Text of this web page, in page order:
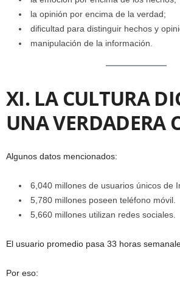
la opinión por encima de la verdad;
dificultad para distinguir hechos y
manipulación de la información.
XI. LA CULTURA
UNA VERDADERA
Algunos datos mencionados:
6,040 millones de usuarios únicos de
5,780 millones poseen teléfono móvil.
5,660 millones utilizan redes sociales.
El usuario promedio pasa 33 horas
Por eso: